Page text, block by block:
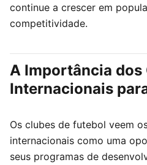
continue a crescer em
competitividade.
A Importância dos
Internacionais
Os clubes de futebol veem
internacionais como uma
seus programas de